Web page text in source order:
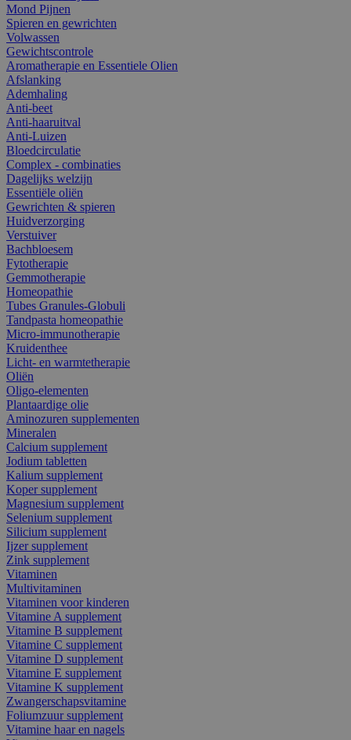
Mond Pijnen
Spieren en gewrichten
Volwassen
Gewichtscontrole
Aromatherapie en Essentiele Olien
Afslanking
Ademhaling
Anti-beet
Anti-haaruitval
Anti-Luizen
Bloedcirculatie
Complex - combinaties
Dagelijks welzijn
Essentiële oliën
Gewrichten & spieren
Huidverzorging
Verstuiver
Bachbloesem
Fytotherapie
Gemmotherapie
Homeopathie
Tubes Granules-Globuli
Tandpasta homeopathie
Micro-immunotherapie
Kruidenthee
Licht- en warmtetherapie
Oliën
Oligo-elementen
Plantaardige olie
Aminozuren supplementen
Mineralen
Calcium supplement
Jodium tabletten
Kalium supplement
Koper supplement
Magnesium supplement
Selenium supplement
Silicium supplement
Ijzer supplement
Zink supplement
Vitaminen
Multivitaminen
Vitaminen voor kinderen
Vitamine A supplement
Vitamine B supplement
Vitamine C supplement
Vitamine D supplement
Vitamine E supplement
Vitamine K supplement
Zwangerschapsvitamine
Foliumzuur supplement
Vitamine haar en nagels